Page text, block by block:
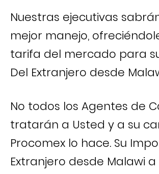
Nuestras ejecutivas
mejor manejo,
tarifa del mercado para
Del Extranjero desde
No todos los Agentes de
tratarán a Usted y a su
Procomex lo hace. Su
Extranjero desde Malawi a